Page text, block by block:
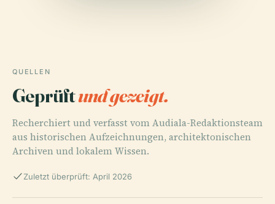
QUELLEN
Geprüftund gezeigt.
Recherchiert und verfasst vom Audiala-Redaktionsteam
aus historischen Aufzeichnungen, architektonischen
Archiven und lokalem Wissen.
Zuletzt überprüft: April 2026